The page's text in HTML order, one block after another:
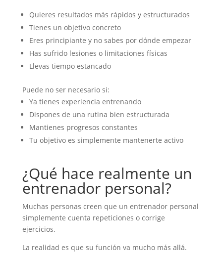
Quieres resultados más rápidos y estructurados
Tienes un objetivo concreto
Eres principiante y no sabes por dónde empezar
Has sufrido lesiones o limitaciones físicas
Llevas tiempo estancado
Puede no ser necesario si:
Ya tienes experiencia entrenando
Dispones de una rutina bien estructurada
Mantienes progresos constantes
Tu objetivo es simplemente mantenerte activo
¿Qué hace realmente un
entrenador personal?
Muchas personas creen que un entrenador personal
simplemente cuenta repeticiones o corrige
ejercicios.
La realidad es que su función va mucho más allá.